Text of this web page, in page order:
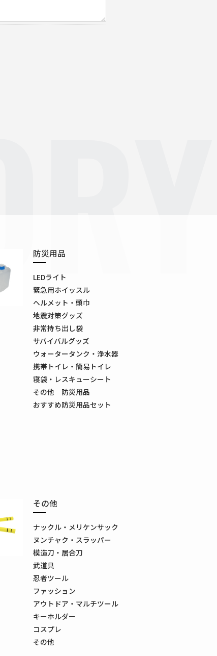
防災用品
LEDライト
緊急用ホイッスル
ヘルメット・頭巾
地震対策グッズ
非常持ち出し袋
サバイバルグッズ
ウォータータンク・浄水器
携帯トイレ・簡易トイレ
寝袋・レスキューシート
その他 防災用品
おすすめ防災用品セット
その他
ナックル・メリケンサック
ヌンチャク・スラッパー
模造刀・居合刀
武道具
忍者ツール
ファッション
アウトドア・マルチツール
キーホルダー
コスプレ
その他